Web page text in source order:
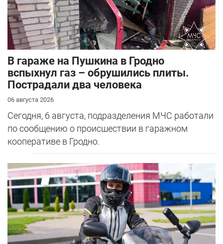
В гараже на Пушкина в Гродно
вспыхнул газ – обрушились плиты.
Пострадали два человека
06 августа 2026
Сегодня, 6 августа, подразделения МЧС работали
по сообщению о происшествии в гаражном
кооперативе в Гродно.